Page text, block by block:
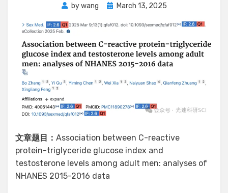
bywang
PostedMarch 13, 2025
文章题目： Association between C-reactive
protein-triglyceride glucose index and
testosterone levels among adult men: analyses of
NHANES 2015-2016 data